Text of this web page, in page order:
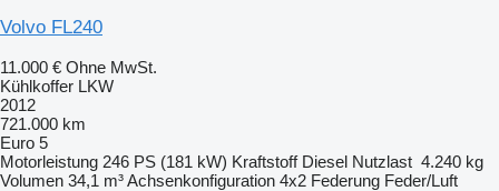
Volvo FL240
11.000 € Ohne MwSt.
Kühlkoffer LKW
2012
721.000 km
Euro 5
Motorleistung 246 PS (181 kW) Kraftstoff Diesel Nutzlast 4.240 kg
Volumen 34,1 m³Achsenkonfiguration 4x2 Federung Feder/Luft